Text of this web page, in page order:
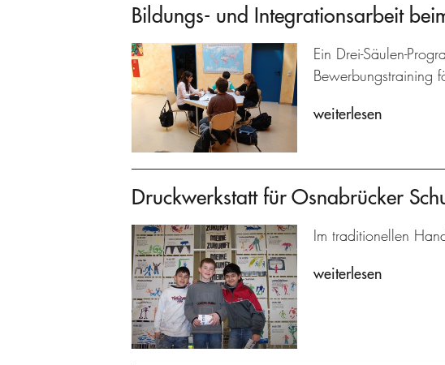
Bildungs- und Integrationsarbeit
Ein Drei-Säulen-
Bewerbungstraining
weiterlesen
Druckwerkstatt für Osnabrücker
Im traditionellen
weiterlesen